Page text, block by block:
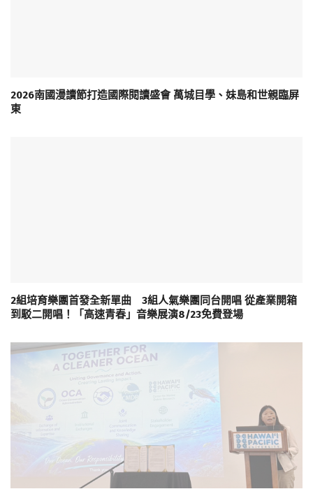
2026南國漫讀節打造國際閱讀盛會 萬城目學、妹島和世親臨屏
東
2組培育樂團首發全新單曲 3組人氣樂團同台開唱 從產業開箱
到駁二開唱！「高速青春」音樂展演8/23免費登場